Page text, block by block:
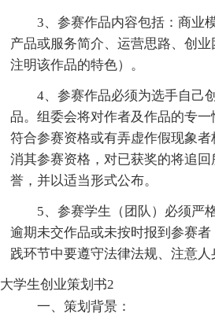
3、参赛作品内容包括：商业
产品或服务简介、运营思路、创
注明该作品的特色）。
4、参赛作品必须为选手自己
品。组委会将对作者及作品的专
符合参赛资格或有弄虚作假现象
消其参赛资格，对已获奖的将追
誉，并以适当形式公布。
5、参赛学生（团队）必须严
逾期未交作品或未按时报到参赛
践环节中要遵守法律法规、注意人
大学生创业策划书2
一、策划背景：